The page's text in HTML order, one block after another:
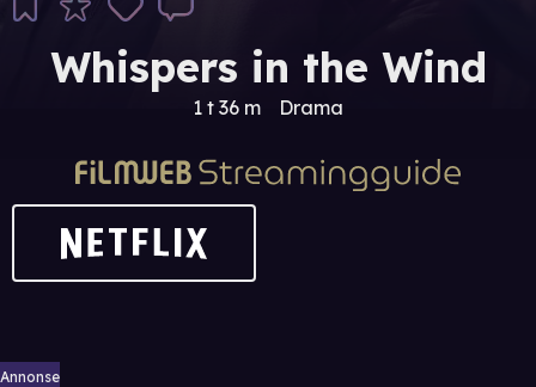
Whispers in the Wind
1 t 36 m Drama
Annonse